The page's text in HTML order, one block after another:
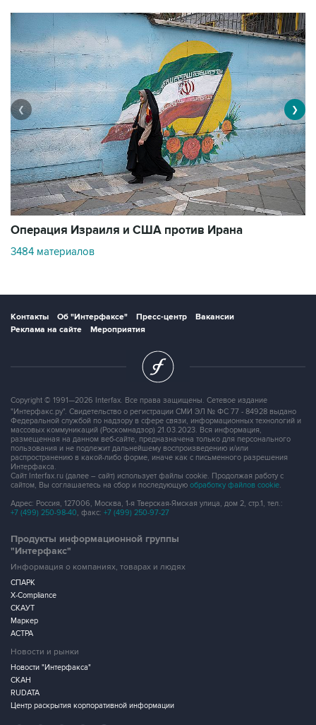
Операция Израиля и США против Ирана
3484 материалов
❮ ❯
Контакты Об "Интерфаксе" Пресс-центр
Вакансии
Реклама на сайте
Мероприятия
Copyright © 1991—2026 Interfax. Все права защищены. Сетевое издание
"Интерфакс.ру". Свидетельство о регистрации СМИ ЭЛ № ФС 77 - 84928 выдано
Федеральной службой по надзору в сфере связи, информационных технологий и
массовых коммуникаций (Роскомнадзор) 21.03.2023. Вся информация,
размещенная на данном веб-сайте, предназначена только для персонального
пользования и не подлежит дальнейшему воспроизведению и/или
распространению в какой-либо форме, иначе как с письменного разрешения
Интерфакса.
Сайт Interfax.ru (далее – сайт) использует файлы cookie. Продолжая работу с
сайтом, Вы соглашаетесь на сбор и последующую обработку файлов cookie.
Адрес: Россия, 127006, Москва, 1-я Тверская-Ямская улица, дом 2, стр.1, тел.:
+7 (499) 250-98-40, факс: +7 (499) 250-97-27
Продукты информационной группы
"Интерфакс"
Информация о компаниях, товарах и людях
СПАРК
X-Compliance
СКАУТ
Маркер
АСТРА
Новости и рынки
Новости "Интерфакса"
СКАН
RUDATA
Центр раскрытия корпоративной информации